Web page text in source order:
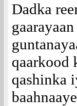
Dadka
qaarkood
qashinka